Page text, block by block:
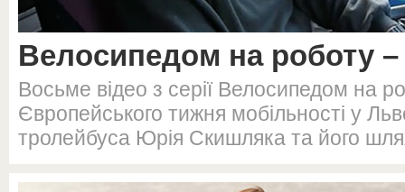
Велосипедом на роботу
Восьме відео з серії Велосипедом на
Європейського тижня мобільності у
тролейбуса Юрія Скишляка та його